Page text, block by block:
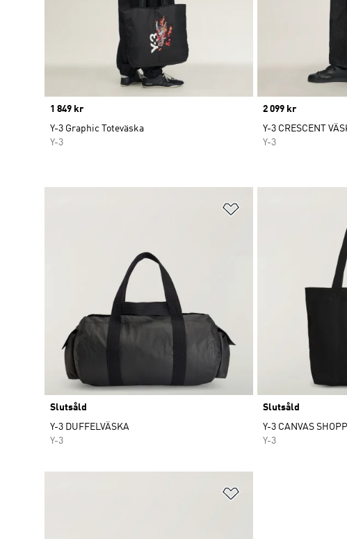
Price
1 849 kr
Y-3 Graphic Toteväska
Y-3
Price
2 099 kr
Y-3 CRESCENT
Y-3
Slutsåld
Y-3 DUFFELVÄSKA
Y-3
Slutsåld
Y-3 CANVAS
Y-3